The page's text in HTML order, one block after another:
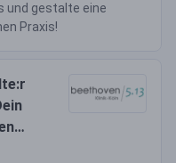
und gestalte eine
Praxis!